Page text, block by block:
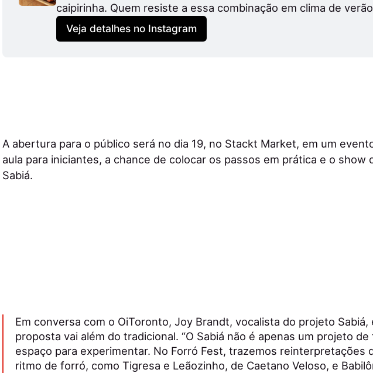
caipirinha. Quem resiste a essa combinação em clima de
Veja detalhes no Instagram
A abertura para o público será no dia 19, no Stackt Market, em um
aula para iniciantes, a chance de colocar os passos em prática e o show
Sabiá.
Em conversa com o OiToronto, Joy Brandt, vocalista do projeto Sabiá,
proposta vai além do tradicional. “O Sabiá não é apenas um projeto
espaço para experimentar. No Forró Fest, trazemos reinterpretações
ritmo de forró, como Tigresa e Leãozinho, de Caetano Veloso, e